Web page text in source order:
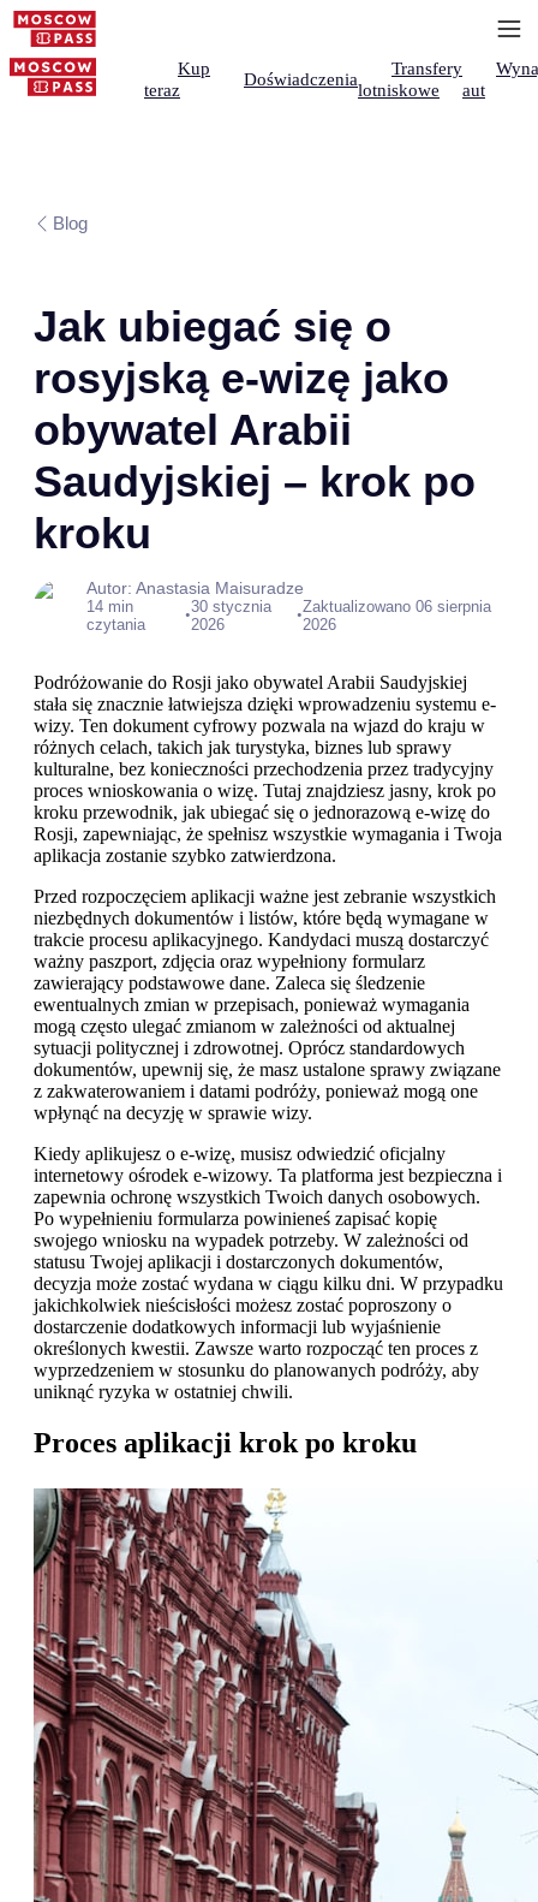
Kup
teraz
Doświadczenia
Transfery
lotniskowe
aut
Blog
Jak ubiegać się o
rosyjską e-wizę jako
obywatel Arabii
Saudyjskiej – krok po
kroku
Autor: Anastasia Maisuradze
14 min
czytania
•30 stycznia
2026
•Zaktualizowano 06 sierpnia
2026
Podróżowanie do Rosji jako obywatel Arabii Saudyjskiej
stała się znacznie łatwiejsza dzięki wprowadzeniu systemu e-
wizy. Ten dokument cyfrowy pozwala na wjazd do kraju w
różnych celach, takich jak turystyka, biznes lub sprawy
kulturalne, bez konieczności przechodzenia przez tradycyjny
proces wnioskowania o wizę. Tutaj znajdziesz jasny, krok po
kroku przewodnik, jak ubiegać się o jednorazową e-wizę do
Rosji, zapewniając, że spełnisz wszystkie wymagania i Twoja
aplikacja zostanie szybko zatwierdzona.
Przed rozpoczęciem aplikacji ważne jest zebranie wszystkich
niezbędnych dokumentów i listów, które będą wymagane w
trakcie procesu aplikacyjnego. Kandydaci muszą dostarczyć
ważny paszport, zdjęcia oraz wypełniony formularz
zawierający podstawowe dane. Zaleca się śledzenie
ewentualnych zmian w przepisach, ponieważ wymagania
mogą często ulegać zmianom w zależności od aktualnej
sytuacji politycznej i zdrowotnej. Oprócz standardowych
dokumentów, upewnij się, że masz ustalone sprawy związane
z zakwaterowaniem i datami podróży, ponieważ mogą one
wpłynąć na decyzję w sprawie wizy.
Kiedy aplikujesz o e-wizę, musisz odwiedzić oficjalny
internetowy ośrodek e-wizowy. Ta platforma jest bezpieczna i
zapewnia ochronę wszystkich Twoich danych osobowych.
Po wypełnieniu formularza powinieneś zapisać kopię
swojego wniosku na wypadek potrzeby. W zależności od
statusu Twojej aplikacji i dostarczonych dokumentów,
decyzja może zostać wydana w ciągu kilku dni. W przypadku
jakichkolwiek nieścisłości możesz zostać poproszony o
dostarczenie dodatkowych informacji lub wyjaśnienie
określonych kwestii. Zawsze warto rozpocząć ten proces z
wyprzedzeniem w stosunku do planowanych podróży, aby
uniknąć ryzyka w ostatniej chwili.
Proces aplikacji krok po kroku